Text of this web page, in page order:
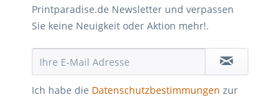
Printparadise.de Newsletter und verpassen
Sie keine Neuigkeit oder Aktion mehr!.
Ich habe die Datenschutzbestimmungen zur